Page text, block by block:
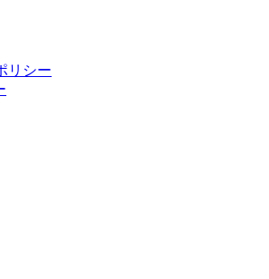
リシー